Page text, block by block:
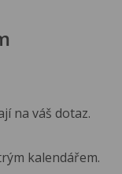
na váš dotaz.
kalendářem.